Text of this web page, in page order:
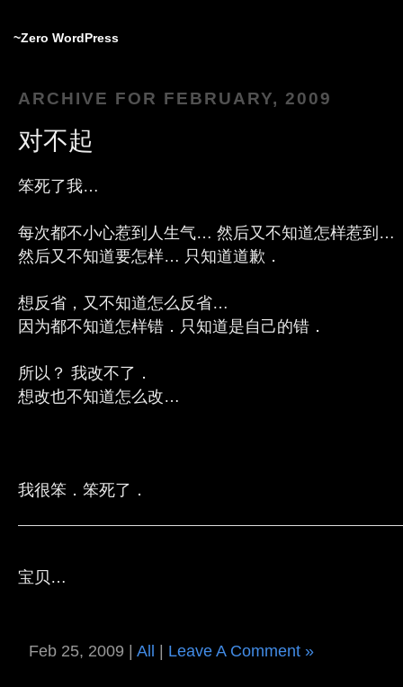
~Zero WordPress
ARCHIVE FOR FEBRUARY, 2009
对不起
笨死了我…
每次都不小心惹到人生气… 然后又不知道怎样惹到…
然后又不知道要怎样… 只知道道歉．
想反省，又不知道怎么反省…
因为都不知道怎样错．只知道是自己的错．
所以？ 我改不了．
想改也不知道怎么改…
我很笨．笨死了．
宝贝…
Feb 25, 2009 | All | Leave A Comment »